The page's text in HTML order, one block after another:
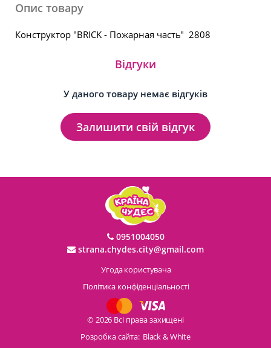
Опис товару
Конструктор "BRICK - Пожарная часть" 2808
Відгуки
У даного товару немає відгуків
Залишити свій відгук
0951004050
strana.chydes.city@gmail.com
Угода користувача
Політика конфіденціальності
© 2026 Всі права захищені
Розробка сайта: Black & White